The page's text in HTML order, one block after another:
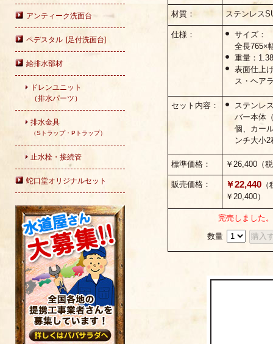
アンティーク洗面台
ペデスタル [足付洗面台]
給排水部材
ドレンユニット
（排水パーツ）
排水金具
（Sトラップ・Pトラップ）
止水栓・接続管
蛇口堂オリジナルセット
材質： ステンレス
仕様：
サイズ：
全長765×
重量：
表面仕上
ス・ヘア
セット内容：
ステンレ
バー本体
個、カー
ンチ大小
標準価格： ￥26,400（
販売価格： ￥22,440
￥20,400）
完売しました。
数量